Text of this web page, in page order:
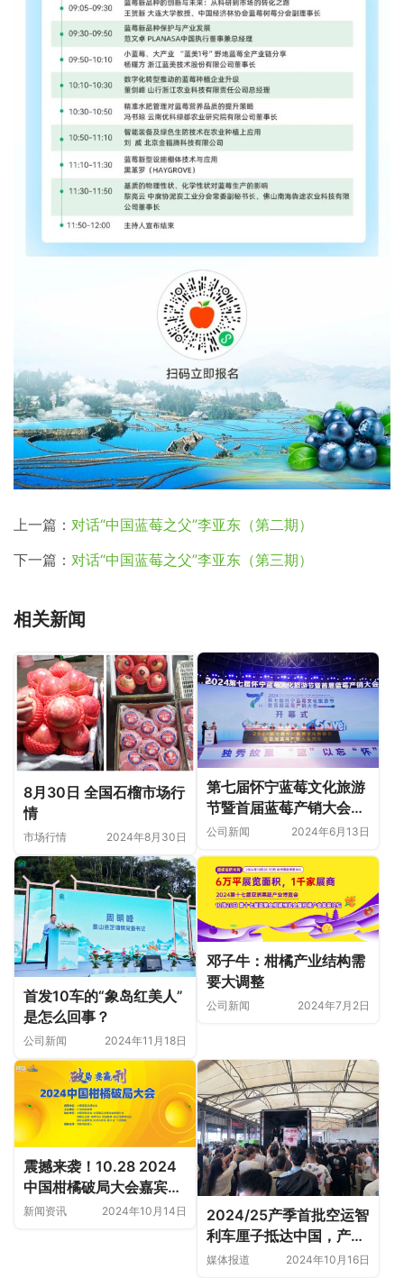
上一篇： 对话“中国蓝莓之父”李亚东（第二期）
下一篇： 对话“中国蓝莓之父”李亚东（第三期）
相关新闻
8月30日 全国石榴市场行
情
市场行情 2024年8月30日
第七届怀宁蓝莓文化旅游
节暨首届蓝莓产销大会成
功举办
公司新闻 2024年6月13日
首发10车的“象岛红美人”
是怎么回事？
公司新闻 2024年11月18日
邓子牛：柑橘产业结构需
要大调整
公司新闻 2024年7月2日
震撼来袭！10.28 2024
中国柑橘破局大会嘉宾阵
容首发
新闻资讯 2024年10月14日
2024/25产季首批空运智
利车厘子抵达中国，产量
同比增长59%，将创历史
媒体报道 2024年10月16日